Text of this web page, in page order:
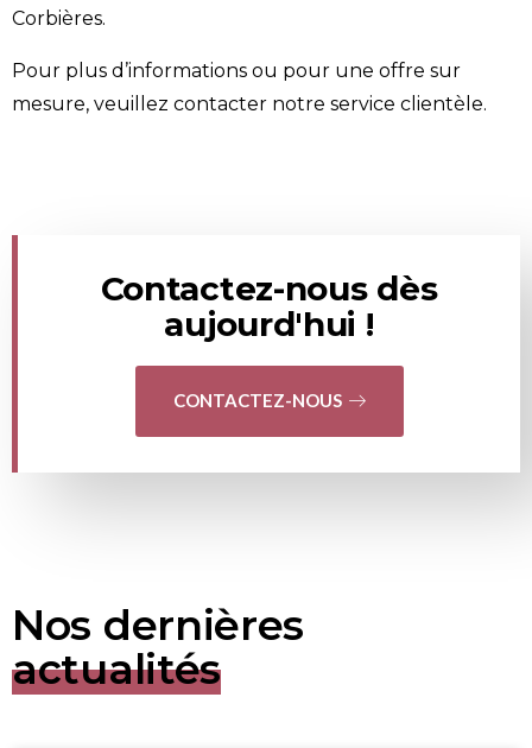
Corbières.
Pour plus d’informations ou pour une offre sur
mesure, veuillez contacter notre service clientèle.
Contactez-nous dès
aujourd'hui !
CONTACTEZ-NOUS
Nos dernières
actualités